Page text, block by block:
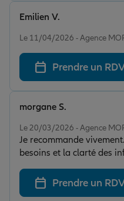
Le 11/04/2026 - Agence
Emilien V.
Prendre un
Le 20/03/2026 - Agence
Je recommande
besoins et la clarté des
Alain s'est rendu
grande réactivité. Ce
professionnalisme.
morgane S.
Prendre un